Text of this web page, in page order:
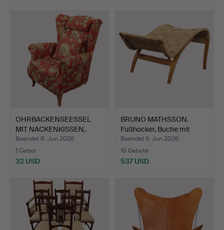
OHRBACKENSEESSEL
MIT NACKENKISSEN,
blumige…
Beendet 8. Jun 2026
1 Gebot
32 USD
BRUNO MATHSSON.
Fußhocker, Buche mit
geflo…
Beendet 6. Jun 2026
18 Gebote
537 USD